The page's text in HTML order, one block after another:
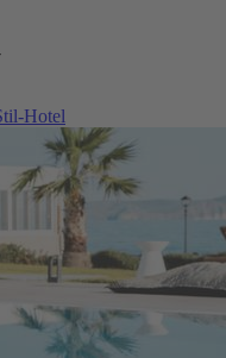
Hotel